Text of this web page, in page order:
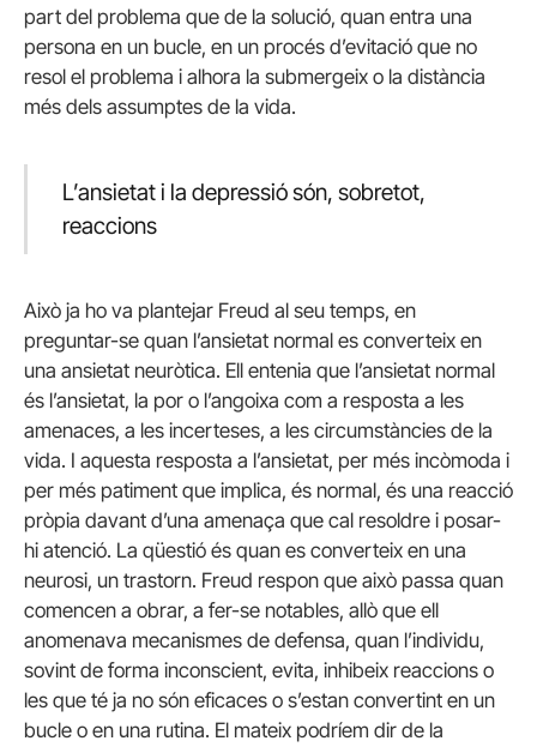
part del problema que de la solució, quan entra una
persona en un bucle, en un procés d’evitació que no
resol el problema i alhora la submergeix o la distància
més dels assumptes de la vida.
L’ansietat i la depressió són, sobretot,
reaccions
Això ja ho va plantejar Freud al seu temps, en
preguntar-se quan l’ansietat normal es converteix en
una ansietat neuròtica. Ell entenia que l’ansietat normal
és l’ansietat, la por o l’angoixa com a resposta a les
amenaces, a les incerteses, a les circumstàncies de la
vida. I aquesta resposta a l’ansietat, per més incòmoda i
per més patiment que implica, és normal, és una reacció
pròpia davant d’una amenaça que cal resoldre i posar-
hi atenció. La qüestió és quan es converteix en una
neurosi, un trastorn. Freud respon que això passa quan
comencen a obrar, a fer-se notables, allò que ell
anomenava mecanismes de defensa, quan l’individu,
sovint de forma inconscient, evita, inhibeix reaccions o
les que té ja no són eficaces o s’estan convertint en un
bucle o en una rutina. El mateix podríem dir de la